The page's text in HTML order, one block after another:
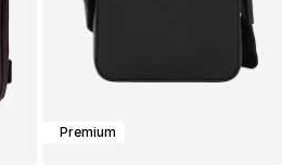
Premium